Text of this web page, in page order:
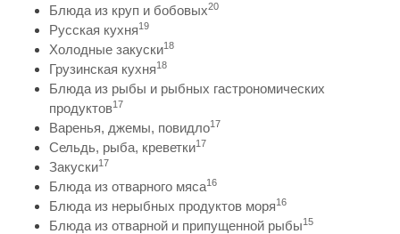
Блюда из круп и бобовых20
Русская кухня19
Холодные закуски18
Грузинская кухня18
Блюда из рыбы и рыбных гастрономических
продуктов17
Варенья, джемы, повидло17
Сельдь, рыба, креветки17
Закуски17
Блюда из отварного мяса16
Блюда из нерыбных продуктов моря16
Блюда из отварной и припущенной рыбы15